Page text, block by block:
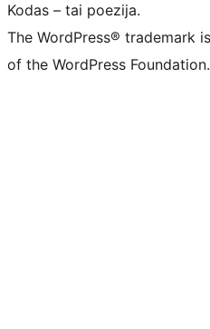
Kodas – tai poezija.
The WordPress® trademark
of the WordPress Foundation.